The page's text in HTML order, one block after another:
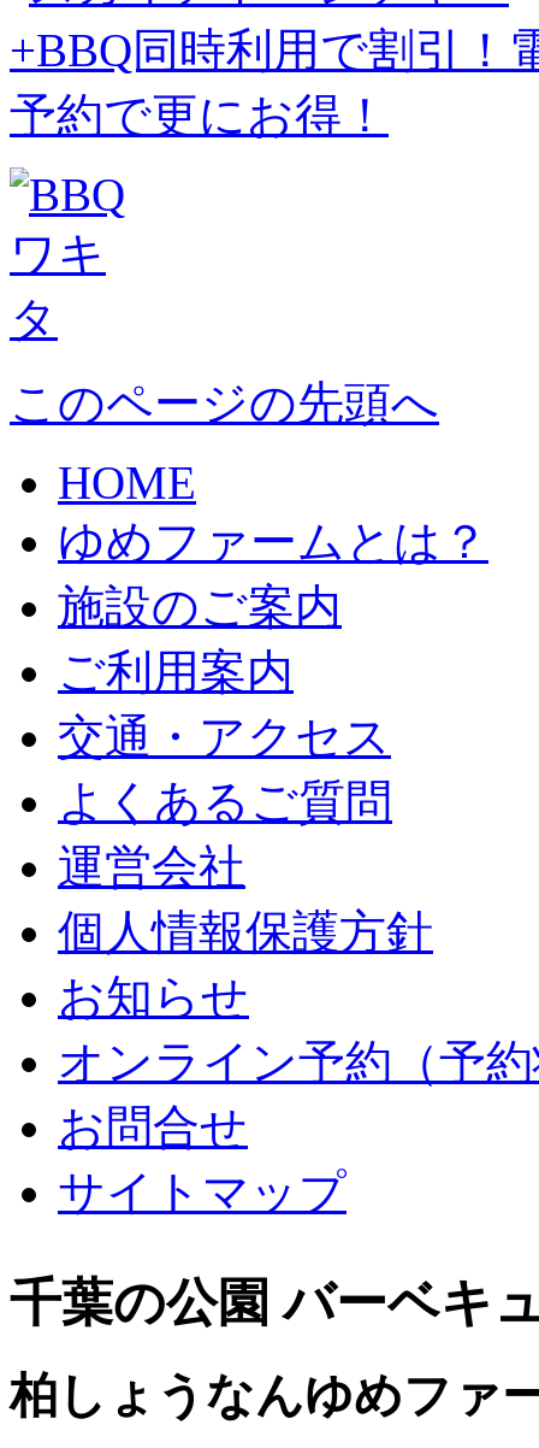
このページの先頭へ
HOME
ゆめファームとは？
施設のご案内
ご利用案内
交通・アクセス
よくあるご質問
運営会社
個人情報保護方針
お知らせ
オンライン予約（予
お問合せ
サイトマップ
千葉の公園 バーベキ
柏しょうなんゆめファ